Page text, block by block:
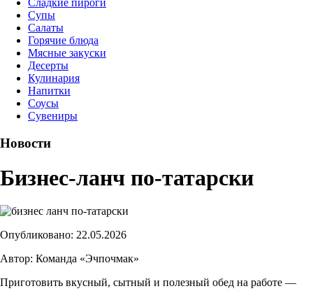
Супы
Салаты
Горячие блюда
Мясные закуски
Десерты
Кулинария
Напитки
Соусы
Сувениры
Новости
Бизнес-ланч по-татарски
Опубликовано: 22.05.2026
Автор: Команда «Эчпочмак»
Приготовить вкусный, сытный и полезный обед на работе —